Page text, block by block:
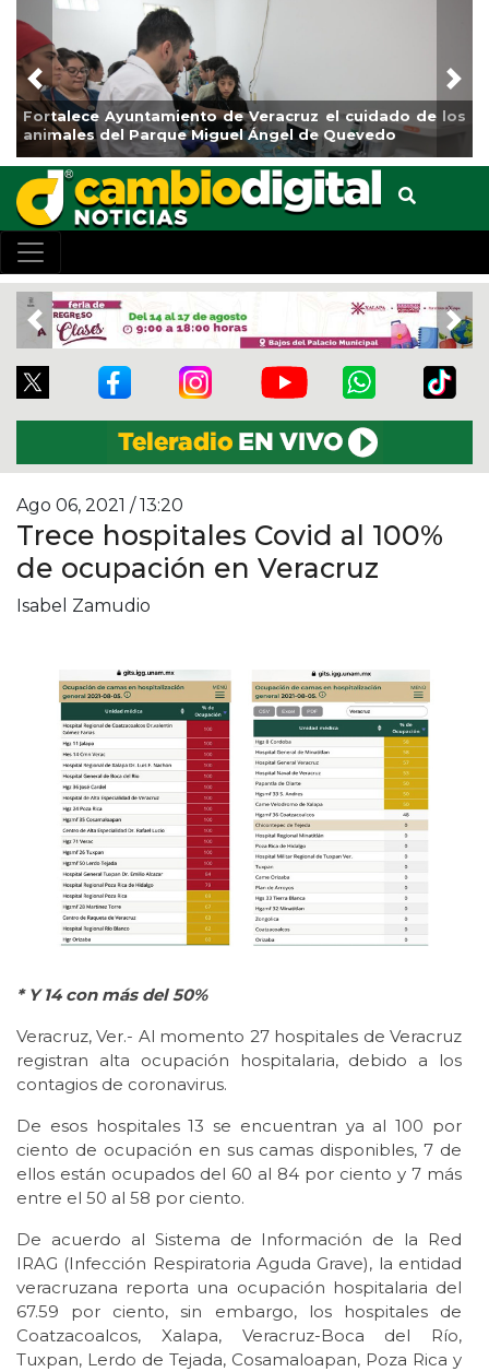
Fortalece Ayuntamiento de Veracruz el cuidado de los
animales del Parque Miguel Ángel de Quevedo
Previous
Previous
Ago 06, 2021 / 13:20
Trece hospitales Covid al 100%
de ocupación en Veracruz
Isabel Zamudio
* Y 14 con más del 50%
Veracruz, Ver.- Al momento 27 hospitales de Veracruz
registran alta ocupación hospitalaria, debido a los
contagios de coronavirus.
De esos hospitales 13 se encuentran ya al 100 por
ciento de ocupación en sus camas disponibles, 7 de
ellos están ocupados del 60 al 84 por ciento y 7 más
entre el 50 al 58 por ciento.
De acuerdo al Sistema de Información de la Red
IRAG (Infección Respiratoria Aguda Grave), la entidad
veracruzana reporta una ocupación hospitalaria del
67.59 por ciento, sin embargo, los hospitales de
Coatzacoalcos, Xalapa, Veracruz-Boca del Río,
Tuxpan, Lerdo de Tejada, Cosamaloapan, Poza Rica y